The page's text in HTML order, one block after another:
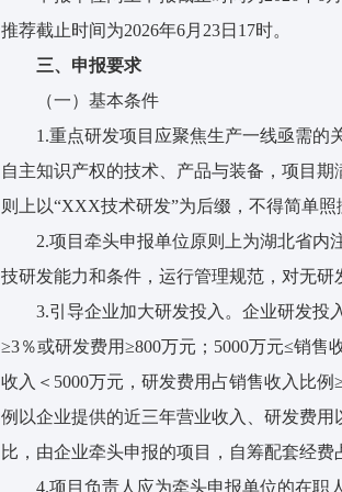
推荐截止时间为2026年6月23日17时。
三、 申报要求
（一）基本条件
1.重点研发项目应聚焦生产一线亟需的
自主知识产权的技术、产品与装备，项目
则上以“XXX技术研发”为后缀，不得简单照
2.项目牵头申报单位原则上为湖北省内
技研发能力和条件，运行管理规范，对无研
3.引导企业加大研发投入。企业研发投
≥3％或研发费用≥800万元；5000万元≤销售
收入＜5000万元，研发费用占销售收入比
例以企业提供的近三年营业收入、研发费
比，由企业牵头申报的项目，自筹配套经费
4.项目负责人应为牵头申报单位的在职